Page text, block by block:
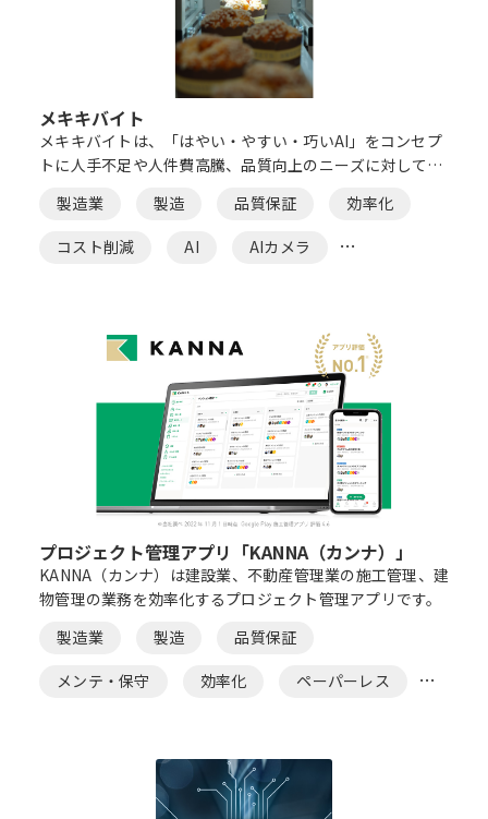
メキキバイト
メキキバイトは、「はやい・やすい・巧いAI」をコンセプ
トに人手不足や人件費高騰、品質向上のニーズに対して製
製造業 製造 品質保証
効率化
コスト削減
AI
AIカメラ
プロジェクト管理アプリ「KANNA（カンナ）」
KANNA（カンナ）は建設業、不動産管理業の施工管理、建
物管理の業務を効率化するプロジェクト管理アプリです。
製造業
製造
品質保証
メンテ・保守
効率化
ペーパーレス